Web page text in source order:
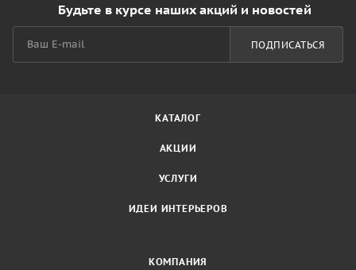
Будьте в курсе наших акций и новостей
ПОДПИСАТЬСЯ
КАТАЛОГ
АКЦИИ
УСЛУГИ
ИДЕИ ИНТЕРЬЕРОВ
КОМПАНИЯ